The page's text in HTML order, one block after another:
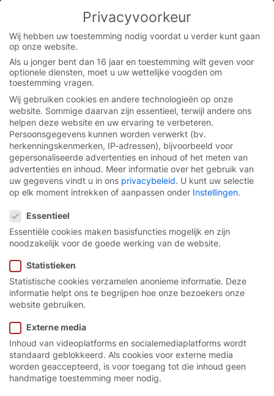
You are currently on the Flemish website.
Switch to the English version.
Skip
content
Altijd goed invorm.
Startpagina/Producten
Serie R.
Snellooprolpoorten van de serie R van EFAFLEX zijn
Privacyvoorkeur
Wij hebben uw toestemming nodig voordat u verder kunt gaan
op onze website.
Als u jonger bent dan 16 jaar en toestemming wilt geven voor
optionele diensten, moet u uw wettelijke voogden om
toestemming vragen.
Wij gebruiken cookies en andere technologieën op onze
website. Sommige daarvan zijn essentieel, terwijl andere ons
helpen deze website en uw ervaring te verbeteren.
Persoonsgegevens kunnen worden verwerkt (bv.
herkenningskenmerken, IP-adressen), bijvoorbeeld voor
gepersonaliseerde advertenties en inhoud of het meten van
advertenties en inhoud. Meer informatie over het gebruik van
uw gegevens vindt u in ons privacybeleid. U kunt uw selectie
op elk moment intrekken of aanpassen onder Instellingen.
Essentieel
Essentiële cookies maken basisfuncties mogelijk en zijn
noodzakelijk voor de goede werking van de website.
Statistieken
Statistische cookies verzamelen anonieme informatie. Deze
informatie helpt ons te begrijpen hoe onze bezoekers onze
website gebruiken.
Externe media
Inhoud van videoplatforms en socialemediaplatforms wordt
standaard geblokkeerd. Als cookies voor externe media
worden geaccepteerd, is voor toegang tot die inhoud geen
handmatige toestemming meer nodig.